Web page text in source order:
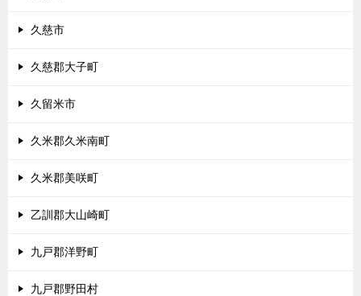
久慈市
久慈郡大子町
久留米市
久米郡久米南町
久米郡美咲町
乙訓郡大山崎町
九戸郡洋野町
九戸郡野田村